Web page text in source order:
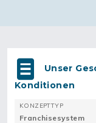
Unser
Konditionen
KONZEPTTYP
Franchisesystem